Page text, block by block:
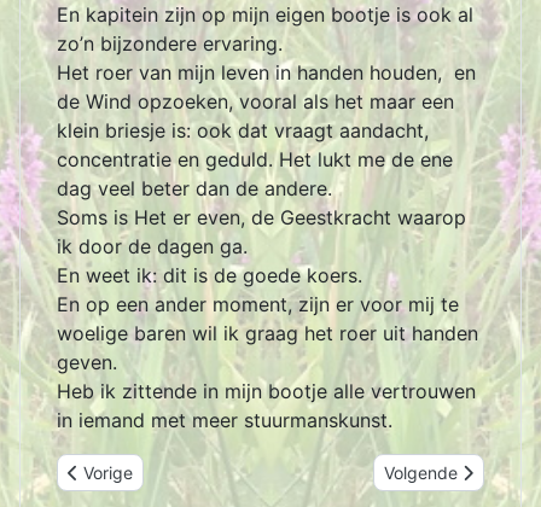
En kapitein zijn op mijn eigen bootje is ook al
zo’n bijzondere ervaring.
Het roer van mijn leven in handen houden, en
de Wind opzoeken, vooral als het maar een
klein briesje is: ook dat vraagt aandacht,
concentratie en geduld. Het lukt me de ene
dag veel beter dan de andere.
Soms is Het er even, de Geestkracht waarop
ik door de dagen ga.
En weet ik: dit is de goede koers.
En op een ander moment, zijn er voor mij te
woelige baren wil ik graag het roer uit handen
geven.
Heb ik zittende in mijn bootje alle vertrouwen
in iemand met meer stuurmanskunst.
Vorig artikel: tussen neus en lippen door
Vorige Volgende artikel:
Volgende